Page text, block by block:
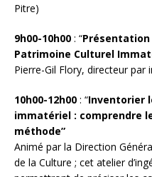
Pitre)
9h00-10h00 : “Présentation
Patrimoine Culturel
Pierre-Gil Flory, directeur par
10h00-12h00 : “Inventorier
immatériel : comprendre
méthode”
Animé par la Direction
de la Culture ; cet atelier